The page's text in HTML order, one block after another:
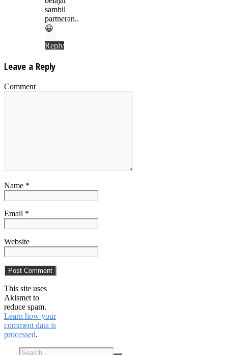
sambil
partneran..
😀
Reply
Leave a Reply
Comment
Name *
Email *
Website
This site uses
Akismet to
reduce spam.
Learn how your
comment data is
processed.